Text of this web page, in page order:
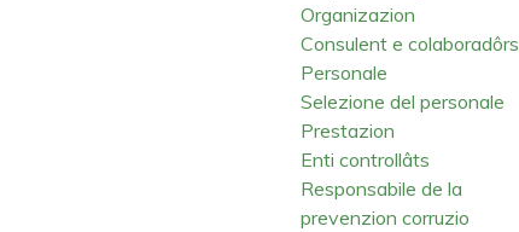
Organizazion
Consulent e colaboradôrs
Personale
Selezione del personale
Prestazion
Enti controllâts
Responsabile de la
prevenzion corruzio